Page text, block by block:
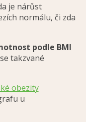
je nárůst
normálu, či zda
podle BMI
takzvané
u